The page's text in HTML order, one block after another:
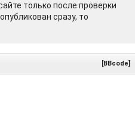
только после проверки
сразу, то
[BBcode]